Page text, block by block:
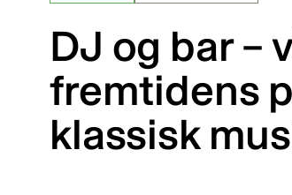
DJ og bar –
fremtidens
klassisk